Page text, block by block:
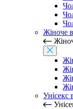
Жіноче
Унісекс